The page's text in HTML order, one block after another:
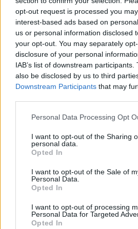
opt-out request is processed you
interest-based ads based on
us or personal information disclosed
your opt-out. You may separately
disclosure of your personal
IAB’s list of downstream
also be disclosed by us to third
Downstream Participants that may
Personal Data Processing Opt
I want to opt-out of the Sharing
personal data.
Opted In
I want to opt-out of the Sale of
Personal Data.
Opted In
I want to opt-out of processing
Personal Data for Targeted
Opted In
26proc019034112.pdf
ΔΙ@ΥΓΕΙΑ
ΟΡΙΣΤΙΚΟΠΟΙΗΣΗ ΠΛΗΡΩΜΗΣ
ΟΡΙΣΤΙΚΟΠΟΙΗΣΗ ΠΛΗΡΩΜΗΣ
Προμήθεια επιπλέον χαλαζιακής
υφιστάμενης ποσότητας εντός των
/ Ε.Ε.Λ Λαμίας
ΟΡΙΣΤΙΚΟΠΟΙΗΣΗ ΠΛΗΡΩΜΗΣ
ΟΡΙΣΤΙΚΟΠΟΙΗΣΗ ΠΛΗΡΩΜΗΣ
ΟΡΙΣΤΙΚΟΠΟΙΗΣΗ ΠΛΗΡΩΜΗΣ
Μεταφορά επιπλέον ποσότητας
Μεταφορά χαλαζιακής άμμου στην
ΠΛΗΡΩΜΗ ΤΕΛΩΝ ΚΥΚΛΟΦΟΡΙΑΣ
ΕΤΟΥΣ 2026
Διαπιστωτική Πράξη Απόσπασης
Απόφαση μείωση εγγυήσεων του
ΑΠΟΧΕΤΕΥΣΗΣ ΟΙΚΙΣΜΩΝ ΛΕΚΑΝΗΣ